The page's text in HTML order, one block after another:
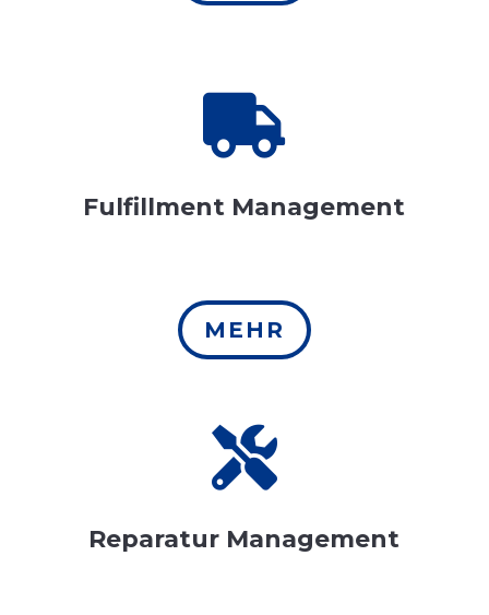

Fulfillment Management
MEHR

Reparatur Management